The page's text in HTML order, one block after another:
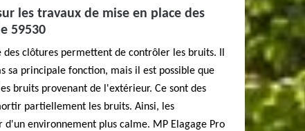
les travaux de mise en place des
59530
des clôtures permettent de contrôler les bruits. Il
sa principale fonction, mais il est possible que
bruits provenant de l'extérieur. Ce sont des
partiellement les bruits. Ainsi, les
environnement plus calme. MP Elagage Pro